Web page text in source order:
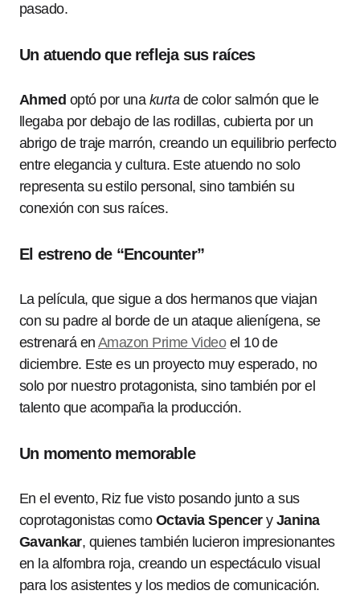
pasado.
Un atuendo que refleja sus raíces
Ahmed optó por una kurtade color salmón que le
llegaba por debajo de las rodillas, cubierta por un
abrigo de traje marrón, creando un equilibrio perfecto
entre elegancia y cultura. Este atuendo no solo
representa su estilo personal, sino también su
conexión con sus raíces.
El estreno de “Encounter”
La película, que sigue a dos hermanos que viajan
con su padre al borde de un ataque alienígena, se
estrenará en Amazon Prime Videoel 10 de
diciembre. Este es un proyecto muy esperado, no
solo por nuestro protagonista, sino también por el
talento que acompaña la producción.
Un momento memorable
En el evento, Riz fue visto posando junto a sus
coprotagonistas como Octavia Spencery Janina
Gavankar, quienes también lucieron impresionantes
en la alfombra roja, creando un espectáculo visual
para los asistentes y los medios de comunicación.